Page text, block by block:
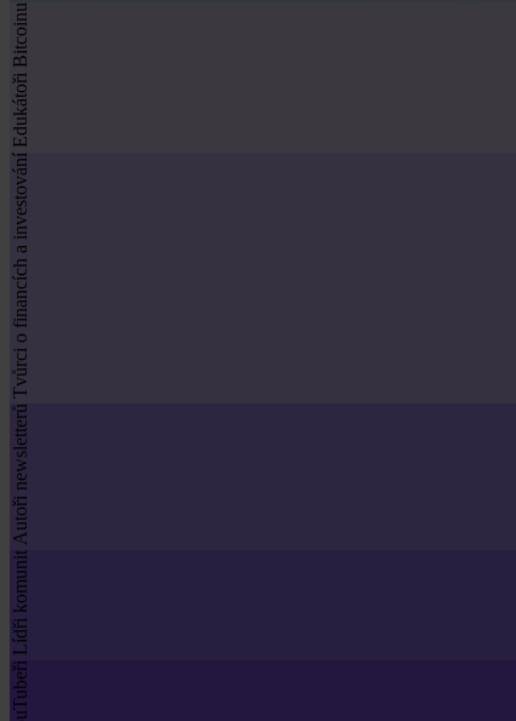
Edukátoři Bitcoinu
Tvůrci o financích a investování
Autoři newsletterů
Lídři komunit